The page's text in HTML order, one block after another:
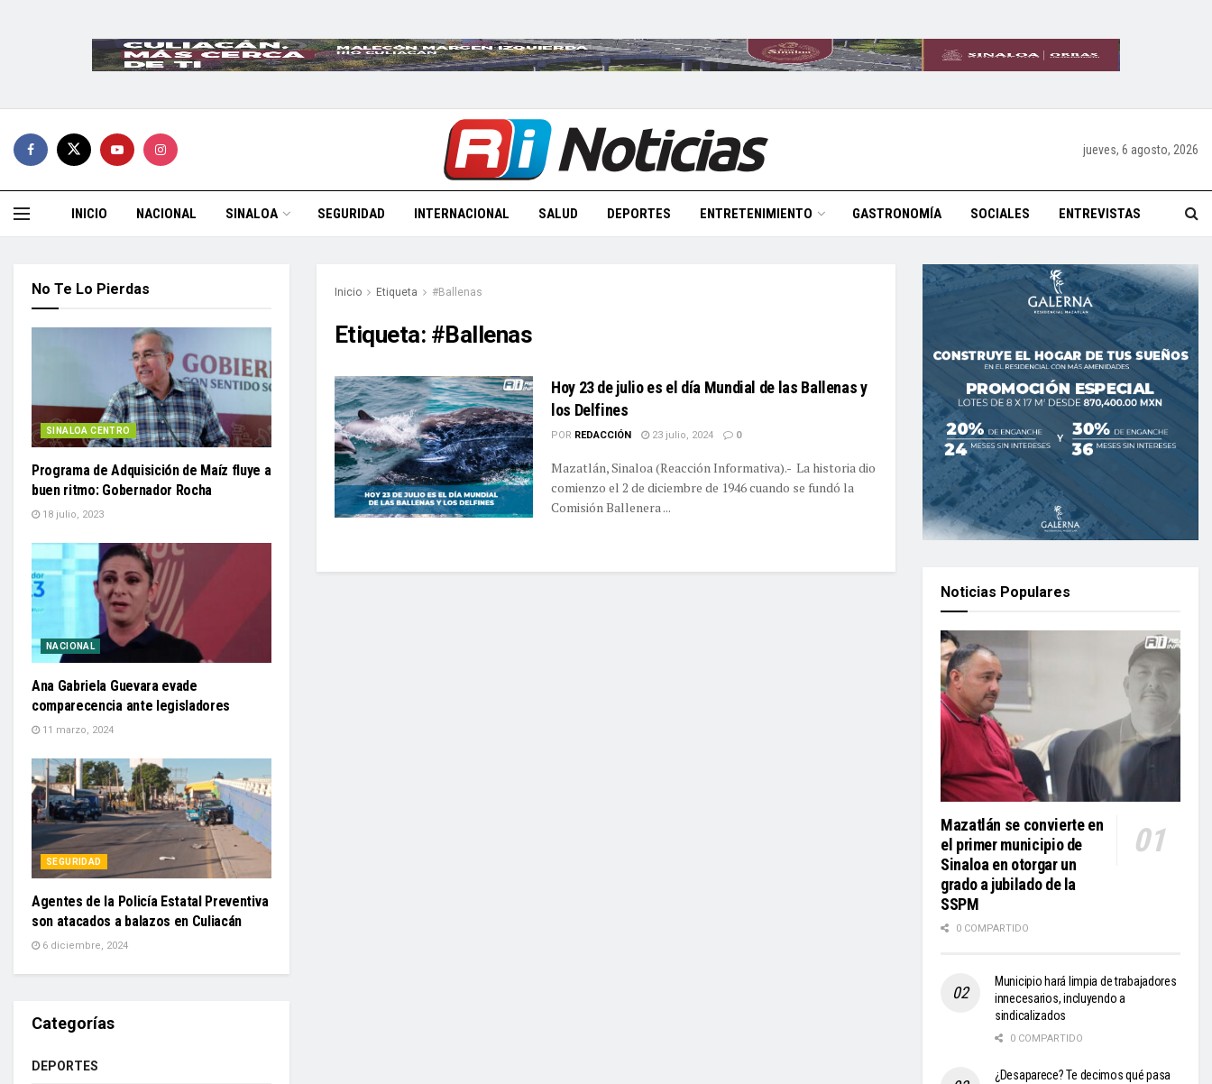
jueves, 6 agosto, 2026
INICIO NACIONAL SINALOA SEGURIDAD INTERNACIONAL SALUD DEPORTES ENTRETENIMIENTO GASTRONOMÍA SOCIALES ENTREVISTAS
Inicio Etiqueta #Ballenas
Etiqueta: #Ballenas
Hoy 23 de julio es el día Mundial de las Ballenas y
los Delfines
POR REDACCIÓN 23 julio, 2024 0
Mazatlán, Sinaloa (Reacción Informativa).- La historia dio
comienzo el 2 de diciembre de 1946 cuando se fundó la
Comisión Ballenera ...
No Te Lo Pierdas
SINALOA CENTRO
Programa de Adquisición de Maíz fluye a
buen ritmo: Gobernador Rocha
18 julio, 2023
NACIONAL
Ana Gabriela Guevara evade
comparecencia ante legisladores
11 marzo, 2024
SEGURIDAD
Agentes de la Policía Estatal Preventiva
son atacados a balazos en Culiacán
6 diciembre, 2024
Categorías
DEPORTES
Noticias Populares
Mazatlán se convierte en
el primer municipio de
Sinaloa en otorgar un
grado a jubilado de la
SSPM
0 COMPARTIDO
Municipio hará limpia de trabajadores
innecesarios, incluyendo a
sindicalizados
0 COMPARTIDO
¿Desaparece? Te decimos qué pasa